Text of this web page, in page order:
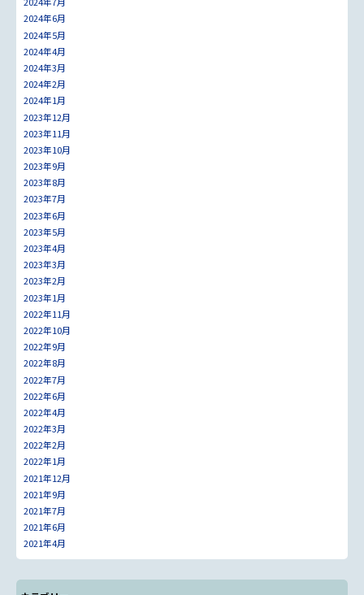
2024年6月
2024年5月
2024年4月
2024年3月
2024年2月
2024年1月
2023年12月
2023年11月
2023年10月
2023年9月
2023年8月
2023年7月
2023年6月
2023年5月
2023年4月
2023年3月
2023年2月
2023年1月
2022年11月
2022年10月
2022年9月
2022年8月
2022年7月
2022年6月
2022年4月
2022年3月
2022年2月
2022年1月
2021年12月
2021年9月
2021年7月
2021年6月
2021年4月